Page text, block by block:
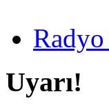
Uyarı!